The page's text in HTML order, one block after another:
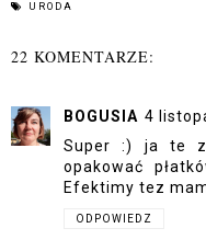
URODA
22 KOMENTARZE:
BOGUSIA 4
Super :) ja te z
opakować
Efektimy tez
ODPOWIEDZ